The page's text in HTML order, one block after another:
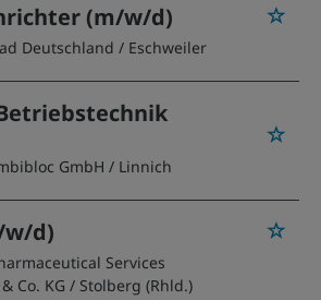
(m/w/d)
Deutschland / Eschweiler
GmbH / Linnich
d)
Services
Co. KG / Stolberg (Rhld.)